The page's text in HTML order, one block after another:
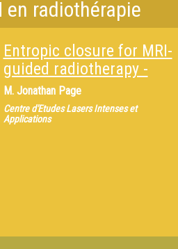
en radiothérapie
Entropic closure for MRI-
guided radiotherapy -
M. Jonathan Page
Centre d'Etudes Lasers Intenses et
Applications